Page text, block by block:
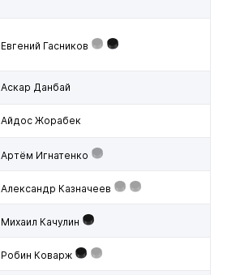
Евгений Гасников
Аскар Данбай
Айдос Жорабек
Артём Игнатенко
Александр Казначеев
Михаил Качулин
Робин Коварж